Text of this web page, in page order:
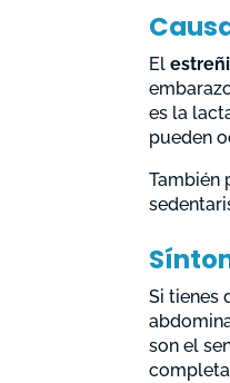
El
es la
pueden
También
Si tienes
son el